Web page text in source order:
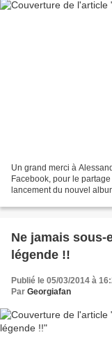
Un grand merci à
Facebook, pour le
lancement du nouvel
Ne jamais
légende !!
Publié le 05/03/2014 à
Par Georgiafan